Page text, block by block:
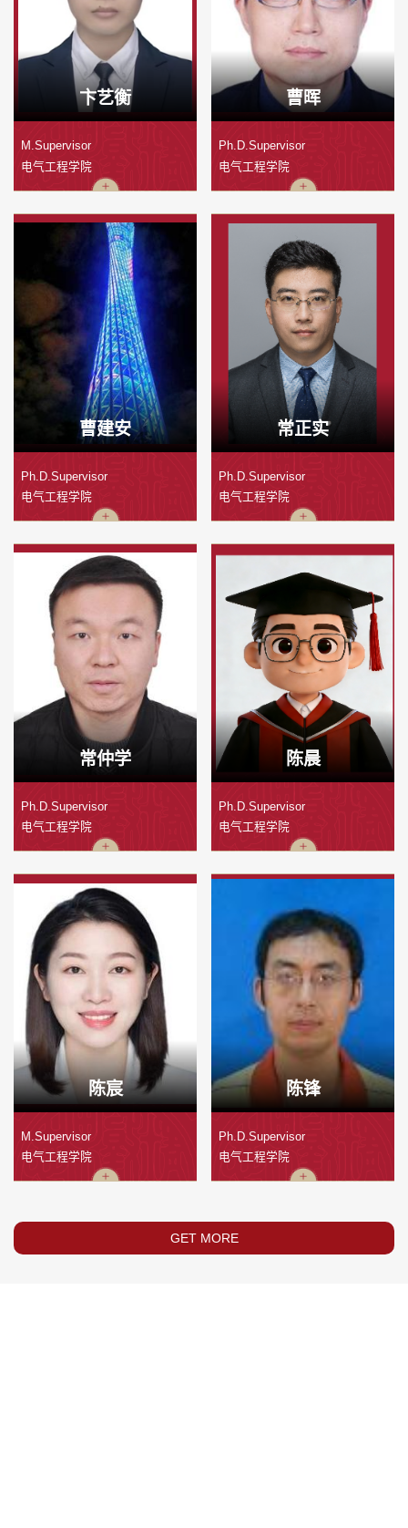
卞艺衡
M.Supervisor
电气工程学院
曹晖
Ph.D.Supervisor
电气工程学院
曹建安
Ph.D.Supervisor
电气工程学院
常正实
Ph.D.Supervisor
电气工程学院
常仲学
Ph.D.Supervisor
电气工程学院
陈晨
Ph.D.Supervisor
电气工程学院
陈宸
M.Supervisor
电气工程学院
陈锋
Ph.D.Supervisor
电气工程学院
GET MORE